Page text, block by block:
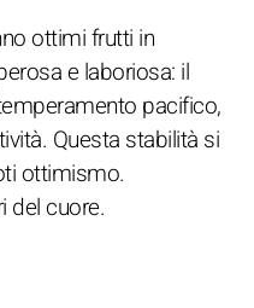
ottimi frutti in
e laboriosa: il
pacifico,
Questa stabilità si
ottimismo.
del cuore.